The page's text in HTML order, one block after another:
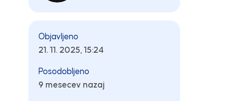
Objavljeno
21. 11. 2025, 15:24
Posodobljeno
9 mesecev nazaj